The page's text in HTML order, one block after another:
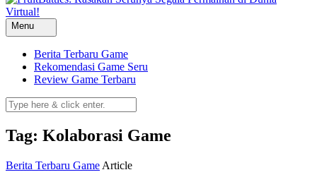
Menu
Berita Terbaru Game
Rekomendasi Game Seru
Review Game Terbaru
Tag: Kolaborasi Game
Berita Terbaru Game Article